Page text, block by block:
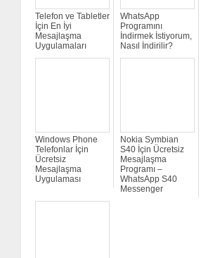
Telefon ve Tabletler
İçin En İyi
Mesajlaşma
Uygulamaları
WhatsApp
Programını
İndirmek İstiyorum,
Nasıl İndirilir?
Windows Phone
Telefonlar İçin
Ücretsiz
Mesajlaşma
Uygulaması
Nokia Symbian
S40 İçin Ücretsiz
Mesajlaşma
Programı –
WhatsApp S40
Messenger